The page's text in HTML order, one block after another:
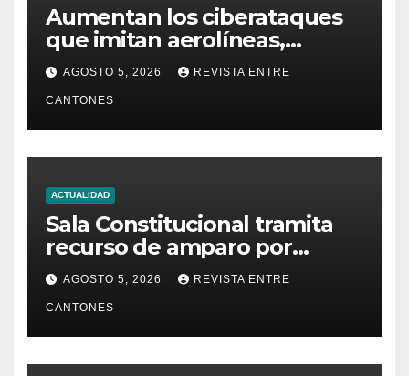
Aumentan los ciberataques
que imitan aerolíneas,
hoteles y plataformas de
viaje
AGOSTO 5, 2026 REVISTA ENTRE
CANTONES
ACTUALIDAD
Sala Constitucional tramita
recurso de amparo por
presunta falta de respuesta
en relación con los
fundamentos técnicos del
examen de incorporación al
Colegio de Abogados
AGOSTO 5, 2026 REVISTA ENTRE
CANTONES